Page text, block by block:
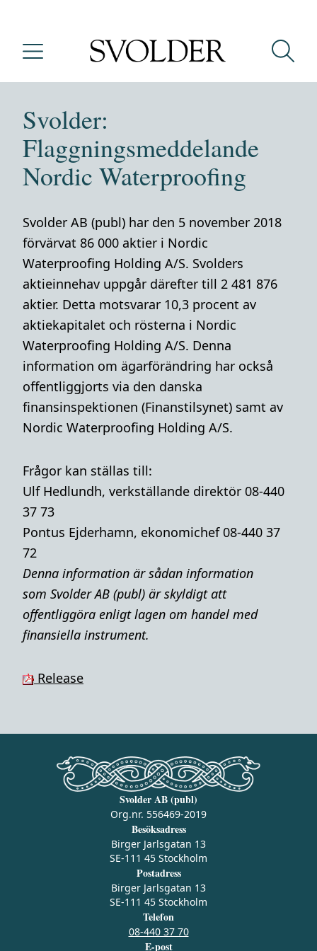
Svolder:
Flaggningsmeddelande
Nordic Waterproofing
Svolder AB (publ) har den 5 november 2018
förvärvat 86 000 aktier i Nordic
Waterproofing Holding A/S. Svolders
aktieinnehav uppgår därefter till 2 481 876
aktier. Detta motsvarar 10,3 procent av
aktiekapitalet och rösterna i Nordic
Waterproofing Holding A/S. Denna
information om ägarförändring har också
offentliggjorts via den danska
finansinspektionen (Finanstilsynet) samt av
Nordic Waterproofing Holding A/S.
Frågor kan ställas till:
Ulf Hedlundh, verkställande direktör 08-440
37 73
Pontus Ejderhamn, ekonomichef 08-440 37
72
Denna information är sådan information
som Svolder AB (publ) är skyldigt att
offentliggöra enligt lagen om handel med
finansiella instrument.
Release
Svolder AB (publ)
Org.nr. 556469-2019
Besöksadress
Birger Jarlsgatan 13
SE-111 45 Stockholm
Postadress
Birger Jarlsgatan 13
SE-111 45 Stockholm
Telefon
08-440 37 70
E-post